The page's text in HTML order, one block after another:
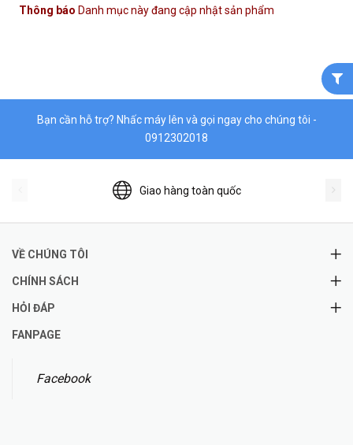
Thông báo Danh mục này đang cập nhật sản phẩm
Bạn cần hỗ trợ? Nhấc máy lên và gọi ngay cho chúng tôi -
0912302018
Giao hàng toàn quốc
VỀ CHÚNG TÔI
CHÍNH SÁCH
HỎI ĐÁP
FANPAGE
Facebook